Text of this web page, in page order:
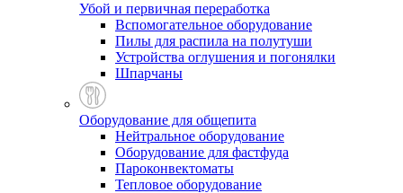
Убой и первичная переработка
Вспомогательное оборудование
Пилы для распила на полутуши
Устройства оглушения и погонялки
Шпарчаны
Оборудование для общепита
Нейтральное оборудование
Оборудование для фастфуда
Пароконвектоматы
Тепловое оборудование